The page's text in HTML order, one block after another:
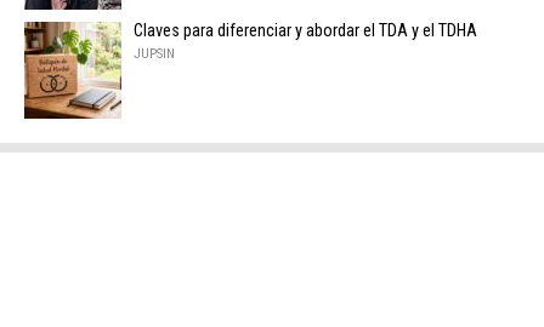
Claves para diferenciar y abordar el TDA y el TDHA
JUPSIN